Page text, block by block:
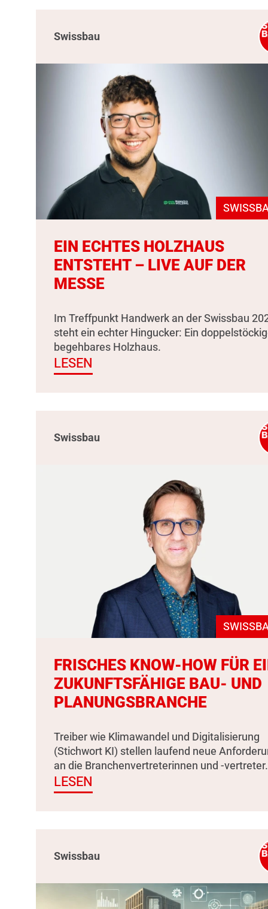
Swissbau
EIN ECHTES HOLZHAUS
ENTSTEHT – LIVE AUF DER
MESSE
Im Treffpunkt Handwerk an der Swissbau
steht ein echter Hingucker: Ein
begehbares Holzhaus.
LESEN
Swissbau
FRISCHES KNOW-HOW FÜR
ZUKUNFTSFÄHIGE BAU- UND
PLANUNGSBRANCHE
Treiber wie Klimawandel und Digitalisierung
(Stichwort KI) stellen laufend neue
an die Branchenvertreterinnen und -vertreter.
LESEN
Swissbau